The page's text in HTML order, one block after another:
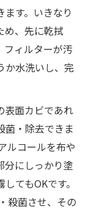
す。いきなり
め、先に乾拭
フィルターが汚
か水洗いし、完
表面カビであれ
菌・除去できま
ルコールを布や
分にしっかり塗
てもOKです。
殺菌させ​、その